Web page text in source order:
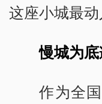
这座小城最动
慢城为
作为全